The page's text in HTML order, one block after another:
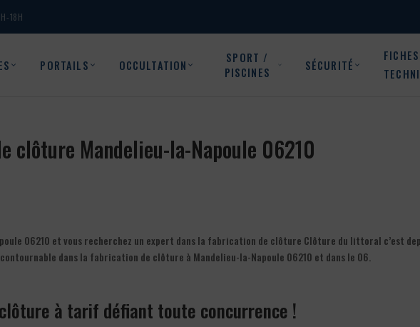
18H
PORTAILS OCCULTATION
SPORT /
PISCINES
SÉCURITÉ
FICHES
clôture Mandelieu-la-Napoule 06210
06210 et vous recherchez un expert dans la fabrication de clôture Clôture du littoral c’est
dans la fabrication de clôture à Mandelieu-la-Napoule 06210 et dans le 06.
à tarif défiant toute concurrence !